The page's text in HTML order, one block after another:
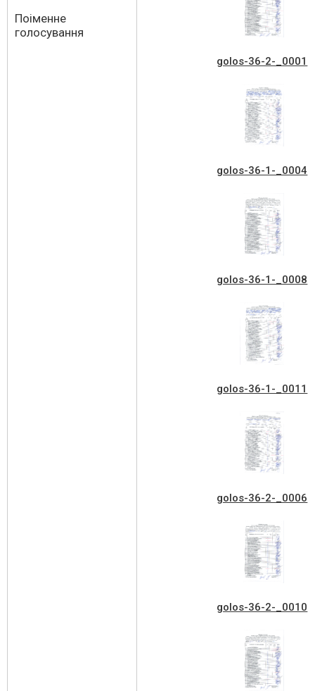
Поіменне
голосування
golos-36-2-_0001
golos-36-1-_0004
golos-36-1-_0008
golos-36-1-_0011
golos-36-2-_0006
golos-36-2-_0010